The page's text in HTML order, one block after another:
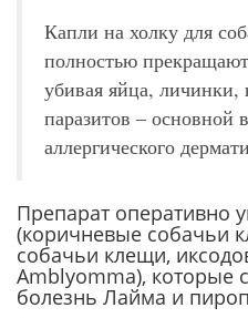
Капли на холку для
полностью
убивая яйца, личинки,
паразитов – основной
аллергического
Препарат оперативно
(коричневые собачьи
собачьи клещи,
Amblyomma), которые
болезнь Лайма и